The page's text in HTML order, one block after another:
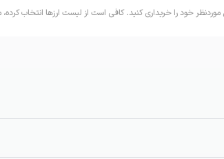
خود را خریداری کنید. کافی است از لیست ارزها انتخاب کرده،